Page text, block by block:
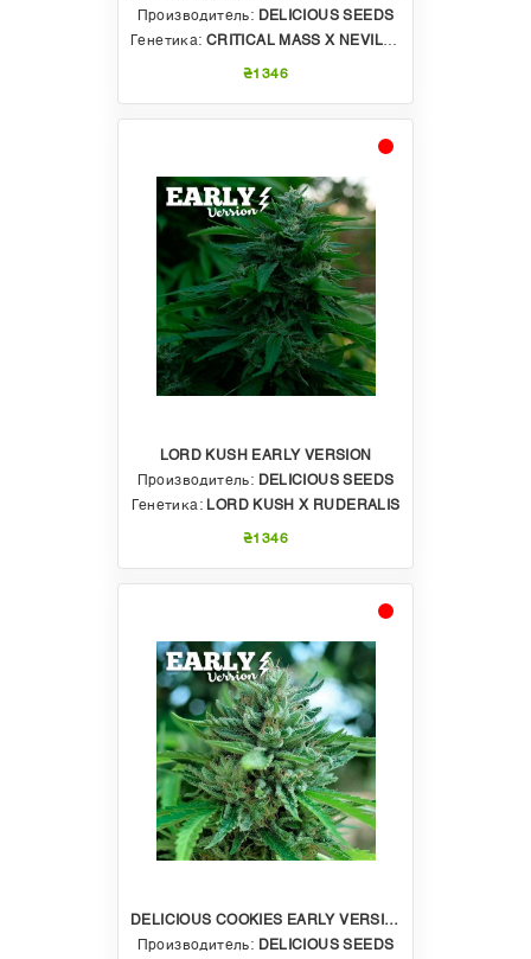
Производитель: DELICIOUS SEEDS
Генетика: CRITICAL MASS X NEVILLE HAZE X RUDERALIS
₴1346
LORD KUSH EARLY VERSION
Производитель: DELICIOUS SEEDS
Генетика: LORD KUSH X RUDERALIS
₴1346
DELICIOUS COOKIES EARLY VERSION
Производитель: DELICIOUS SEEDS